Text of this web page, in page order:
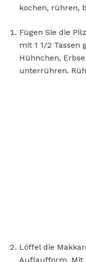
kochen, rühren,
Fügen Sie die
mit 1 1/2 Tassen
Hühnchen,
unterrühren.
Löffel die
Auflaufform. Mit